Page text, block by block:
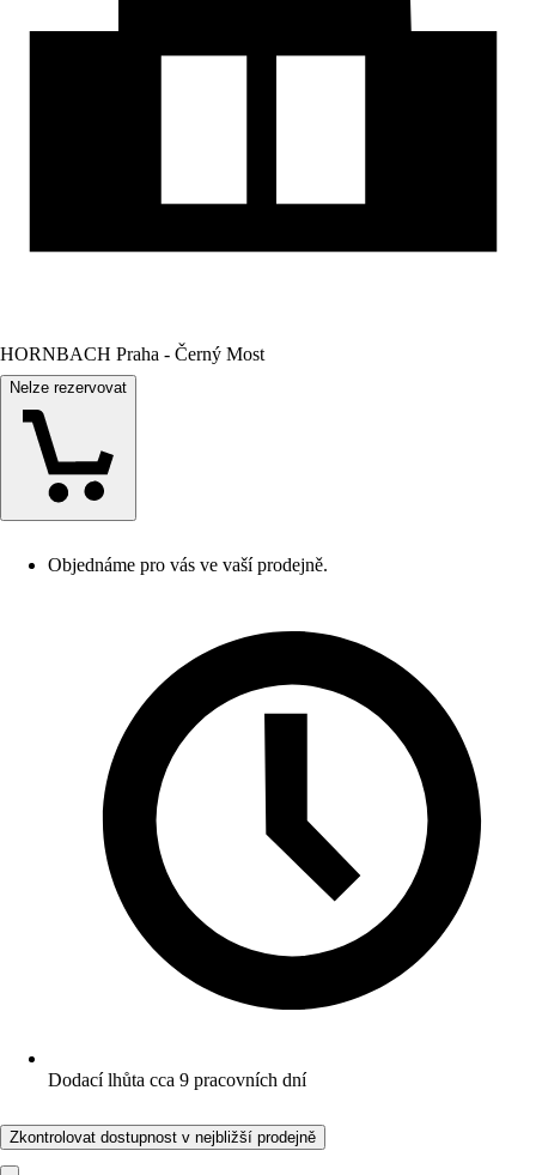
HORNBACH Praha - Černý Most
Nelze rezervovat
Objednáme pro vás ve vaší prodejně.
Dodací lhůta cca 9 pracovních dní
Zkontrolovat dostupnost v nejbližší prodejně